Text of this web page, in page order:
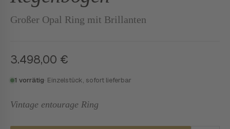
Großer Opal Ring mit Brillanten
3.498,00 €
1 vorrätig· Einzelstück, sofort lieferbar
Vintage entourage Ring